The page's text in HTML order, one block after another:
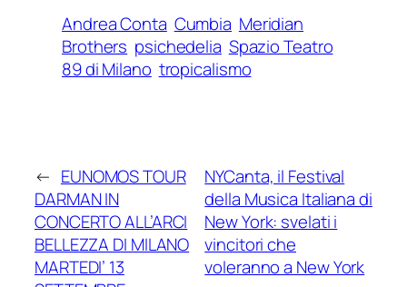
Andrea Conta Cumbia Meridian
Brothers psichedelia Spazio Teatro
89 di Milano tropicalismo
← EUNOMOS TOUR
DARMAN IN
CONCERTO ALL’ARCI
BELLEZZA DI MILANO
MARTEDI’ 13
NYCanta, il Festival
della Musica Italiana di
New York: svelati i
vincitori che
voleranno a New York